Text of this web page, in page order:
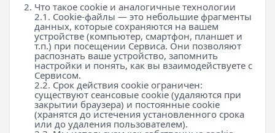
Что такое cookie и аналогичные технологии
2.1. Cookie-файлы — это небольшие фрагменты
данных, которые сохраняются на вашем
устройстве (компьютер, смартфон, планшет и
т.п.) при посещении Сервиса. Они позволяют
распознать ваше устройство, запомнить
настройки и понять, как вы взаимодействуете с
Сервисом.
2.2. Срок действия cookie ограничен:
существуют сеансовые cookie (удаляются при
закрытии браузера) и постоянные cookie
(хранятся до истечения установленного срока
или до удаления пользователем).